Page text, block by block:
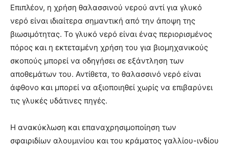
Επιπλέον, η χρήση θαλασσινού νερού αντί για γλυκό
νερό είναι ιδιαίτερα σημαντική από την άποψη της
βιωσιμότητας. Το γλυκό νερό είναι ένας περιορισμένος
πόρος και η εκτεταμένη χρήση του για βιομηχανικούς
σκοπούς μπορεί να οδηγήσει σε εξάντληση των
αποθεμάτων του. Αντίθετα, το θαλασσινό νερό είναι
άφθονο και μπορεί να αξιοποιηθεί χωρίς να επιβαρύνει
τις γλυκές υδάτινες πηγές.
Η ανακύκλωση και επαναχρησιμοποίηση των
σφαιριδίων αλουμινίου και του κράματος γαλλίου-ινδίου